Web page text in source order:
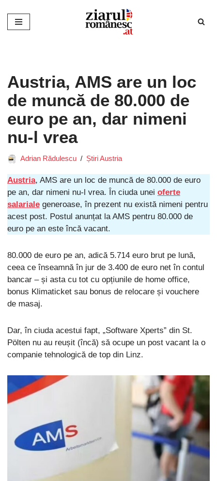
Sari
Austria, AMS are un loc
de muncă de 80.000 de
euro pe an, dar nimeni
nu-l vrea
Adrian Rădulescu Știri Austria
Austria, AMS are un loc de muncă de 80.000 de euro
pe an, dar nimeni nu-l vrea. În ciuda unei oferte
salariale generoase, în prezent nu există nimeni pentru
acest post. Postul anunțat la AMS pentru 80.000 de
euro pe an este încă vacant.
80.000 de euro pe an, adică 5.714 euro brut pe lună,
ceea ce înseamnă în jur de 3.400 de euro net în contul
bancar – și asta cu tot cu opțiunile de home office,
bonus Klimaticket sau bonus de relocare și vouchere
de masaj.
Dar, în ciuda acestui fapt, „Software Xperts” din St.
Pölten nu au reușit (încă) să ocupe un post vacant la o
companie tehnologică de top din Linz.